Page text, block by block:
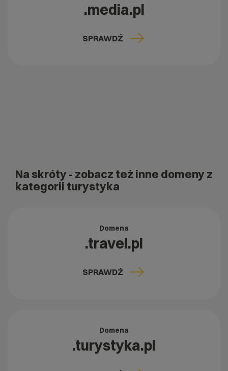
.media.pl
SPRAWDŹ
Na skróty - zobacz też inne domeny z
kategorii turystyka
Domena
.travel.pl
SPRAWDŹ
Domena
.turystyka.pl